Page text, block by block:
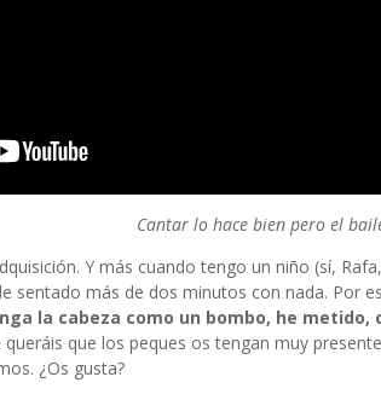
Cantar lo hace bien pero el
Y más cuando tengo un niño (sí,
sentado más de dos minutos con nada. Por
la cabeza como un bombo, he
queráis que los peques os tengan muy
¿Os gusta?